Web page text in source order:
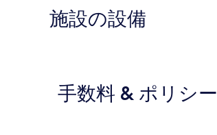
施設の設備
手数料 & ポリシー